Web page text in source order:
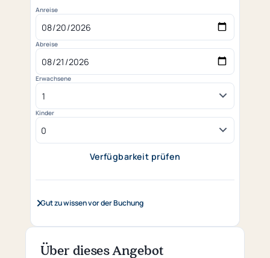
Anreise
Abreise
Erwachsene
Kinder
Verfügbarkeit prüfen(öffnet in neuem Tab)
Gut zu wissen vor der Buchung
Über dieses Angebot